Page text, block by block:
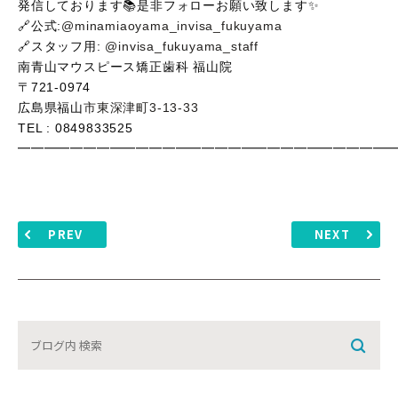
発信しております📚是非フォローお願い致します✨
🔗公式:@minamiaoyama_invisa_fukuyama
🔗スタッフ用: @invisa_fukuyama_staff
南青山マウスピース矯正歯科 福山院
〒 721-0974
広島県福山市東深津町3-13-33
TEL : 0849833525
PREV NEXT